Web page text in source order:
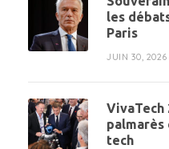
les
Paris
JUIN 30, 2026
VivaTech
palmarès
tech